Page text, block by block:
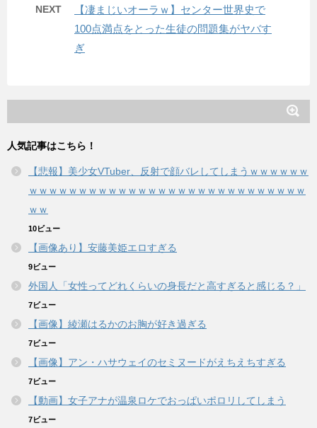
NEXT
【凄まじいオーラｗ】センター世界史で
100点満点をとった生徒の問題集がヤバす
ぎ
人気記事はこちら！
【悲報】美少女VTuber、反射で顔バレしてしまうｗｗｗｗｗｗ
ｗｗｗｗｗｗｗｗｗｗｗｗｗｗｗｗｗｗｗｗｗｗｗｗｗｗｗｗ
ｗｗ
10ビュー
【画像あり】安藤美姫エロすぎる
9ビュー
外国人「女性ってどれくらいの身長だと高すぎると感じる？」
7ビュー
【画像】綾瀬はるかのお胸が好き過ぎる
7ビュー
【画像】アン・ハサウェイのセミヌードがえちえちすぎる
7ビュー
【動画】女子アナが温泉ロケでおっぱいポロリしてしまう
7ビュー